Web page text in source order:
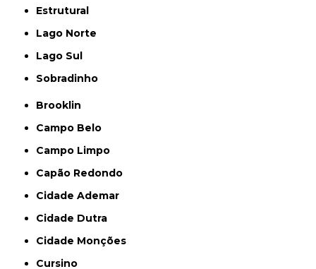
Estrutural
Lago Norte
Lago Sul
Sobradinho
Brooklin
Campo Belo
Campo Limpo
Capão Redondo
Cidade Ademar
Cidade Dutra
Cidade Monções
Cursino